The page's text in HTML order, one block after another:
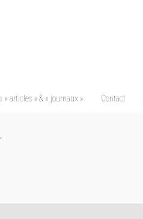
« articles » & « journaux » Contact